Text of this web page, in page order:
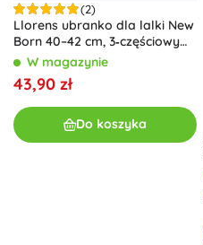
(2)
Llorens ubranko dla lalki New
Born 40–42 cm, 3‑częściowy
zestaw z matą z uszkami
W magazynie
43,90 zł
Do koszyka